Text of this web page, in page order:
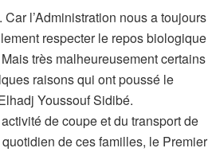
l’Administration nous a toujours
respecter le repos biologique
très malheureusement certains
raisons qui ont poussé le
Youssouf Sidibé.
de coupe et du transport de
de ces familles, le Premier